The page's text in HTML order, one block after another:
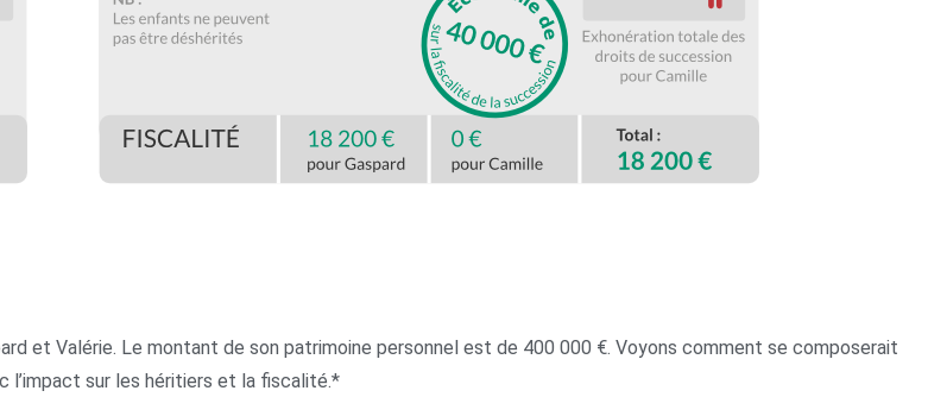
et Valérie. Le montant de son patrimoine personnel est de 400 000 €. Voyons comment se composerait
l’impact sur les héritiers et la fiscalité.*